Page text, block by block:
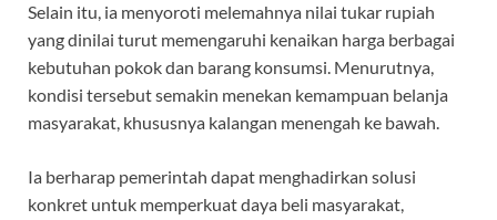
Selain itu, ia menyoroti melemahnya nilai tukar rupiah
yang dinilai turut memengaruhi kenaikan harga berbagai
kebutuhan pokok dan barang konsumsi. Menurutnya,
kondisi tersebut semakin menekan kemampuan belanja
masyarakat, khususnya kalangan menengah ke bawah.
Ia berharap pemerintah dapat menghadirkan solusi
konkret untuk memperkuat daya beli masyarakat,